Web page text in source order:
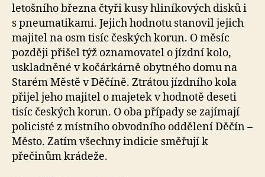
letošního března čtyři kusy hliníkových disků i
s pneumatikami. Jejich hodnotu stanovil jejich
majitel na osm tisíc českých korun. O měsíc
později přišel týž oznamovatel o jízdní kolo,
uskladněné v kočárkárně obytného domu na
Starém Městě v Děčíně. Ztrátou jízdního kola
přijel jeho majitel o majetek v hodnotě deseti
tisíc českých korun. O oba případy se zajímají
policisté z místního obvodního oddělení Děčín –
Město. Zatím všechny indicie směřují k
přečinům krádeže.